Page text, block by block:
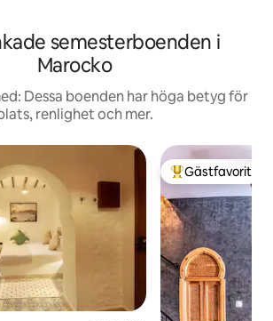
semesterboenden i
Marocko
Dessa boenden har höga betyg för
renlighet och mer.
Populär
Gästfavorit